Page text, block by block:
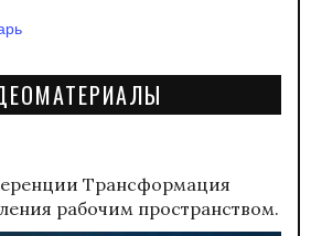
Трансформация
рабочим пространством.